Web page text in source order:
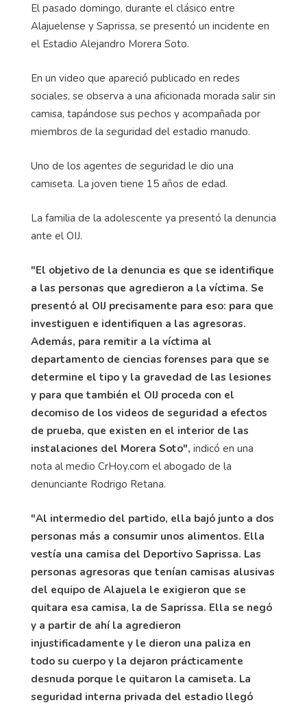
El pasado domingo, durante el clásico entre
Alajuelense y Saprissa, se presentó un incidente en
el Estadio Alejandro Morera Soto.
En un video que apareció publicado en redes
sociales, se observa a una aficionada morada salir sin
camisa, tapándose sus pechos y acompañada por
miembros de la seguridad del estadio manudo.
Uno de los agentes de seguridad le dio una
camiseta. La joven tiene 15 años de edad.
La familia de la adolescente ya presentó la denuncia
ante el OIJ.
"El objetivo de la denuncia es que se identifique
a las personas que agredieron a la víctima. Se
presentó al OIJ precisamente para eso: para que
investiguen e identifiquen a las agresoras.
Además, para remitir a la víctima al
departamento de ciencias forenses para que se
determine el tipo y la gravedad de las lesiones
y para que también el OIJ proceda con el
decomiso de los videos de seguridad a efectos
de prueba, que existen en el interior de las
instalaciones del Morera Soto", indicó en una
nota al medio CrHoy.com el abogado de la
denunciante Rodrigo Retana.
"Al intermedio del partido, ella bajó junto a dos
personas más a consumir unos alimentos. Ella
vestía una camisa del Deportivo Saprissa. Las
personas agresoras que tenían camisas alusivas
del equipo de Alajuela le exigieron que se
quitara esa camisa, la de Saprissa. Ella se negó
y a partir de ahí la agredieron
injustificadamente y le dieron una paliza en
todo su cuerpo y la dejaron prácticamente
desnuda porque le quitaron la camiseta. La
seguridad interna privada del estadio llegó